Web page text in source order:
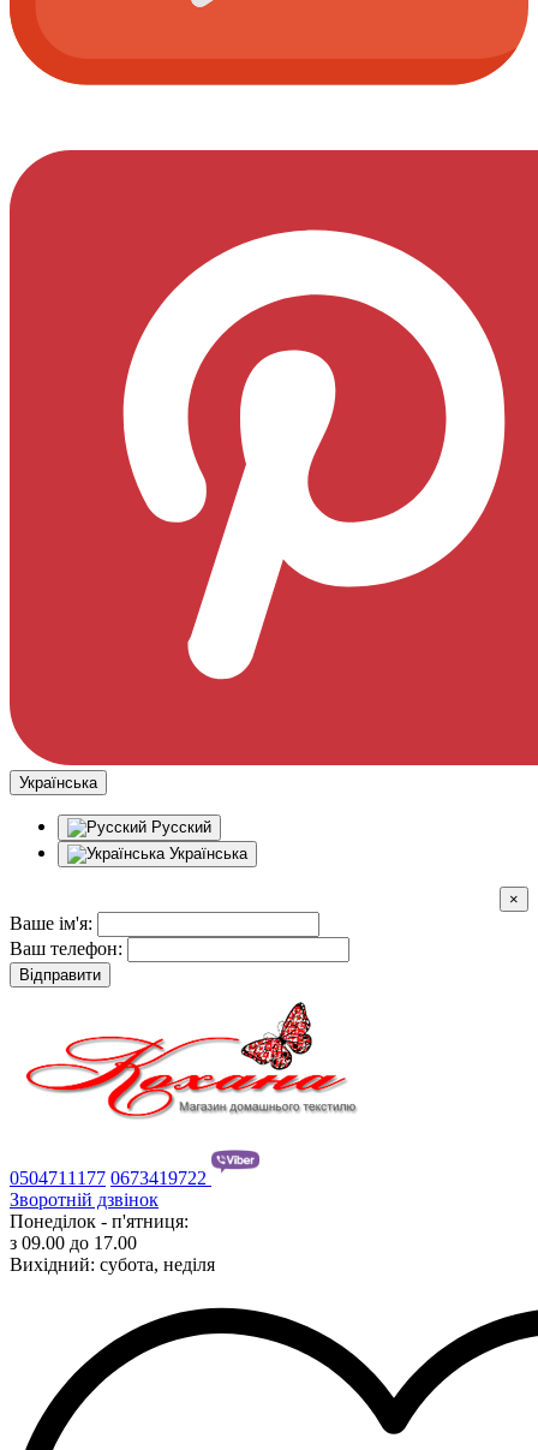
Українська
Русский
Українська
×
Ваше ім'я:
Ваш телефон:
Відправити
0504711177 0673419722
Зворотній дзвінок
Понеділок - п'ятниця:
з 09.00 до 17.00
Вихідний: субота, неділя